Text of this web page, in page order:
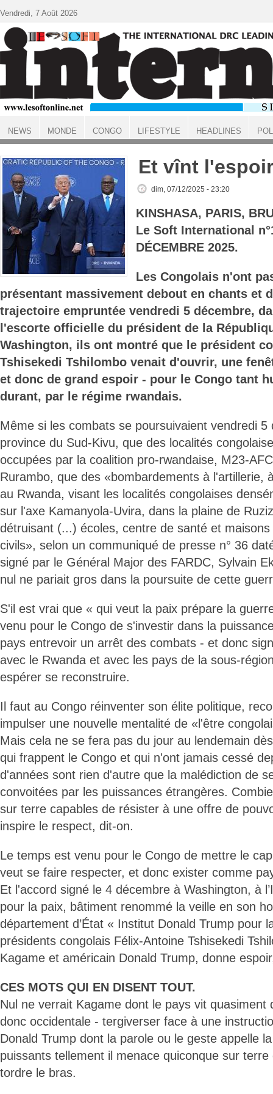
ACCUEIL
Et vînt l'espoir
dim, 07/12/2025 - 23:20
KINSHASA, PARIS,
Le Soft International
DÉCEMBRE 2025.
Les Congolais n'ont
présentant massivement debout en chants et
trajectoire empruntée vendredi 5 décembre,
l'escorte officielle du président de la
Washington, ils ont montré que le président
Tshisekedi Tshilombo venait d'ouvrir, une
et donc de grand espoir - pour le Congo tant
durant, par le régime rwandais.
Même si les combats se poursuivaient vendredi 5
province du Sud-Kivu, que des localités
occupées par la coalition pro-rwandaise, M23-
Rurambo, que des «bombardements à l'artillerie,
au Rwanda, visant les localités congolaises
sur l'axe Kamanyola-Uvira, dans la plaine de
détruisant (...) écoles, centre de santé et
civils», selon un communiqué de presse n° 36
signé par le Général Major des FARDC, Sylvain
nul ne pariait gros dans la poursuite de cette
S'il est vrai que « qui veut la paix prépare la
venu pour le Congo de s'investir dans la
pays entrevoir un arrêt des combats - et donc
avec le Rwanda et avec les pays de la sous-
espérer se reconstruire.
Il faut au Congo réinventer son élite politique,
impulser une nouvelle mentalité de «l'être
Mais cela ne se fera pas du jour au lendemain
qui frappent le Congo et qui n'ont jamais cessé
d'années sont rien d'autre que la malédiction de
convoitées par les puissances étrangères.
sur terre capables de résister à une offre de
inspire le respect, dit-on.
Le temps est venu pour le Congo de mettre le
veut se faire respecter, et donc exister comme
Et l'accord signé le 4 décembre à Washington, à
pour la paix, bâtiment renommé la veille en son
département d’État « Institut Donald Trump pour
présidents congolais Félix-Antoine Tshisekedi
Kagame et américain Donald Trump, donne
CES MOTS QUI EN DISENT TOUT.
Nul ne verrait Kagame dont le pays vit quasiment
donc occidentale - tergiverser face à une
Donald Trump dont la parole ou le geste appelle
puissants tellement il menace quiconque sur
tordre le bras.
Vendredi, 7 Août 2026
NEWS MONDE CONGO LIFESTYLE HEADLINES